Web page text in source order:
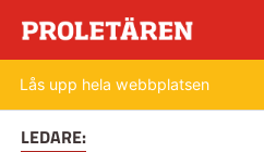
Lås upp hela webbplatsen
LEDARE: